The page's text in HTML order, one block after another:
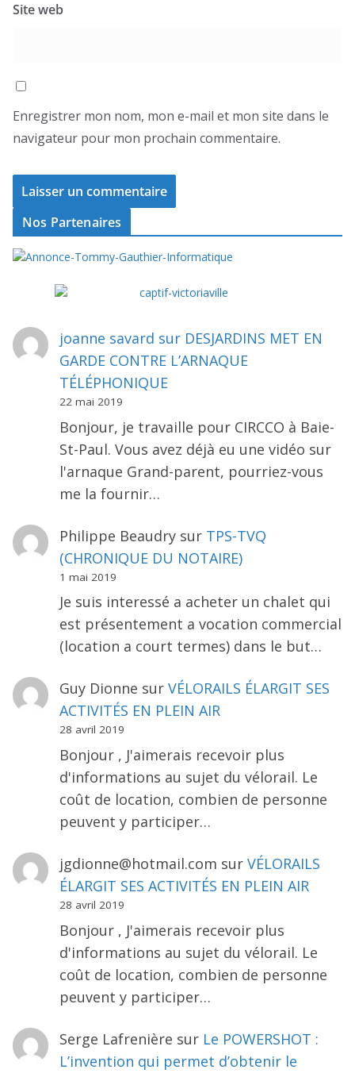
Site web
Enregistrer mon nom, mon e-mail et mon site dans le
navigateur pour mon prochain commentaire.
Nos Partenaires
joanne savard sur DESJARDINS MET EN
GARDE CONTRE L’ARNAQUE
TÉLÉPHONIQUE
22 mai 2019
Bonjour, je travaille pour CIRCCO à Baie-
St-Paul. Vous avez déjà eu une vidéo sur
l'arnaque Grand-parent, pourriez-vous
me la fournir…
Philippe Beaudrysur TPS-TVQ
(CHRONIQUE DU NOTAIRE)
1 mai 2019
Je suis interessé a acheter un chalet qui
est présentement a vocation commercial
(location a court termes) dans le but…
Guy Dionne sur VÉLORAILS ÉLARGIT SES
ACTIVITÉS EN PLEIN AIR
28 avril 2019
Bonjour , J'aimerais recevoir plus
d'informations au sujet du vélorail. Le
coût de location, combien de personne
peuvent y participer…
jgdionne@hotmail.com sur VÉLORAILS
ÉLARGIT SES ACTIVITÉS EN PLEIN AIR
28 avril 2019
Bonjour , J'aimerais recevoir plus
d'informations au sujet du vélorail. Le
coût de location, combien de personne
peuvent y participer…
Serge Lafrenière sur Le POWERSHOT :
L’invention qui permet d’obtenir le